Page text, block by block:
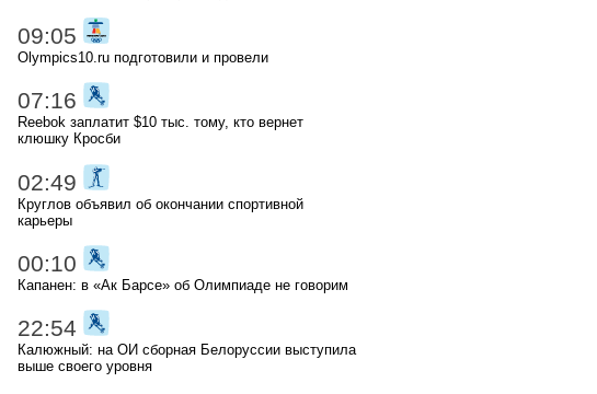
09:05
Olympics10.ru подготовили и провели
07:16
Reebok заплатит $10 тыс. тому, кто вернет
клюшку Кросби
02:49
Круглов объявил об окончании спортивной
карьеры
00:10
Капанен: в «Ак Барсе» об Олимпиаде не говорим
22:54
Калюжный: на ОИ сборная Белоруссии выступила
выше своего уровня